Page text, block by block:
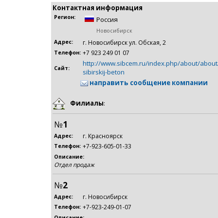
Контактная информация
Регион: Россия
Новосибирск
Адрес:
г. Новосибирск ул. Обская, 2
Телефон: +7 923 249 01 07
Сайт:
http://www.sibcem.ru/index.php/about/
sibirskij-beton
направить сообщение компании
Филиалы:
№1
Адрес: г. Красноярск
Телефон: +7-923-605-01-33
Описание:
Отдел продаж
№2
Адрес: г. Новосибирск
Телефон: +7-923-249-01-07